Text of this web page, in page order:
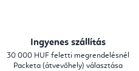
Ingyenes szállítás
30 000 HUF feletti megrendelésnél
Packeta (átvevőhely) választása